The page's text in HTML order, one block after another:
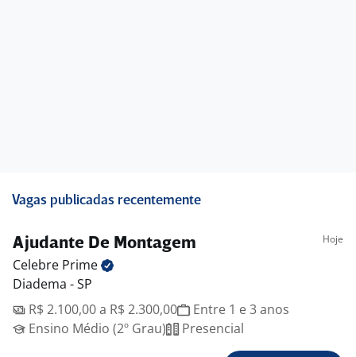
Vagas publicadas recentemente
Ajudante De Montagem Hoje
Celebre Prime
Diadema - SP
R$ 2.100,00 a R$ 2.300,00
Entre 1 e 3 anos
Ensino Médio (2º Grau)
Presencial